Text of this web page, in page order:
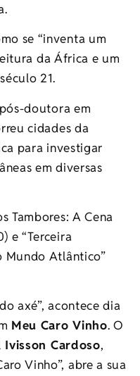
se “inventa um
da África e um
21.
doutora em
cidades da
para investigar
em diversas
Tambores: A Cena
e “Terceira
Mundo Atlântico”
axé”, acontece dia
Meu Caro Vinho. O
Ivisson Cardoso,
Vinho”, abre a sua